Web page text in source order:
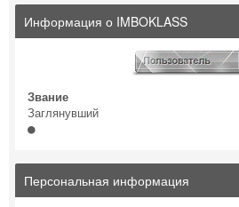
Информация о IMBOKLASS
Звание
Заглянувший
Персональная информация